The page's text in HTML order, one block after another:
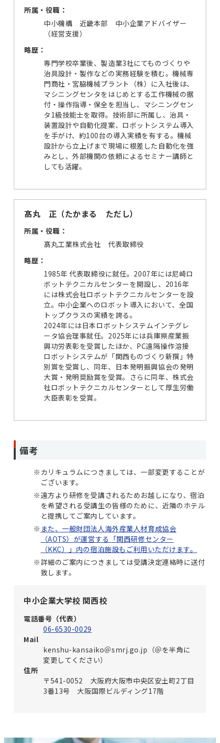
所属・役職：
中小機構 近畿本部 中小企業アドバイザー
（経営支援）
略歴：
専門学校卒業後、製造業3社にてものづくりや
治具設計・製作などの実務経験を積む。機械専
門商社・宮脇機械プラント（株）に入社後は、
マシニングセンタをはじめとする工作機械の据
付・操作指導・保全を担当し、マシニングセン
タ1級技能士を取得。技術部に所属し、治具・
装置設計や自動化提案、ロボットシステム導入
を手がけ、約100台の導入実績を有する。機械
設計から立上げまで現場に根差した自動化を強
みとし、外部機関の依頼によるセミナー講師と
しても活躍。
髙丸 正（たかまる ただし）
所属・役職：
髙丸工業株式会社 代表取締役
略歴：
1985年 代表取締役に就任。2007年には尼崎ロ
ボットテクニカルセンターを開設し、2016年
には株式会社ロボットテクニカルセンターを設
立。中小企業へのロボット導入において、全国
トップクラスの実績を誇る。
2024年には日本ロボットシステムインテグレ
ータ協会理事就任。2025年には兵庫県産業振
興功労表彰を受賞したほか、PC遠隔操作溶接
ロボットシステムが「関西ものづくり新撰」特
別賞を受賞し、同年、日本発明振興協会の発明
大賞・発明奨励賞を受賞。さらに同年、株式会
社ロボットテクニカルセンターとして厚生労働
大臣表彰を受賞。
備考
※ カリキュラムにつきましては、一部変更することが
ございます。
※遠方より研修を受講されるためお越しになり、宿泊
を希望される受講生の皆様のために、近隣のホテル
と提携してご案内しています。
※ また、一般財団法人海外産業人材育成協会
（AOTS）が運営する「関西研修センター
（KKC）」内の宿泊施設もご利用いただけます。
※詳細のご案内につきましては受講決定連絡時に送付
致します。
中小企業大学校 関西校
電話番号（代表）
06-6530-0029
Mail
kenshu-kansaiko＠smrj.go.jp（＠を半角に
変更してください）
住所
〒541-0052 大阪府大阪市中央区安土町2丁目
3番13号 大阪国際ビルディング17階